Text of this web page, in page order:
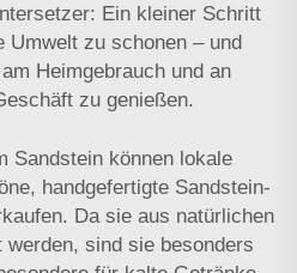
Ein kleiner Schritt
Umwelt zu schonen – und
Heimgebrauch und an
zu genießen.
Sandstein können lokale
handgefertigte Sandstein-
Da sie aus natürlichen
sind sie besonders